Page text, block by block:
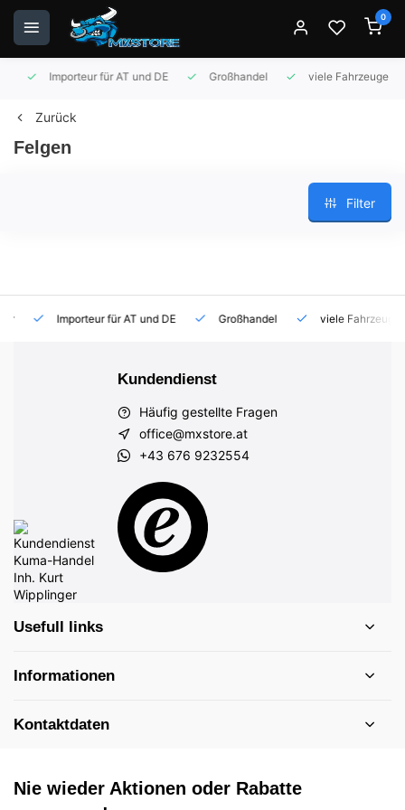
0
Importeur für AT und DE Großhandel viele Fahrzeuge auf
Zurück
Felgen
Filter
Importeur für AT und DE Großhandel viele Fahrzeuge auf
Kundendienst
Häufig gestellte Fragen
office@mxstore.at
+43 676 9232554
Usefull links
Informationen
Kontaktdaten
Nie wieder Aktionen oder Rabatte